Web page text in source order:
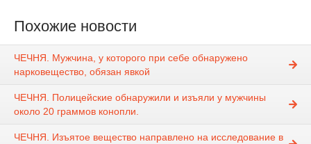
Похожие новости
ЧЕЧНЯ. Мужчина, у которого при себе обнаружено
нарковещество, обязан явкой
ЧЕЧНЯ. Полицейские обнаружили и изъяли у мужчины
около 20 граммов конопли.
ЧЕЧНЯ. Изъятое вещество направлено на исследование в